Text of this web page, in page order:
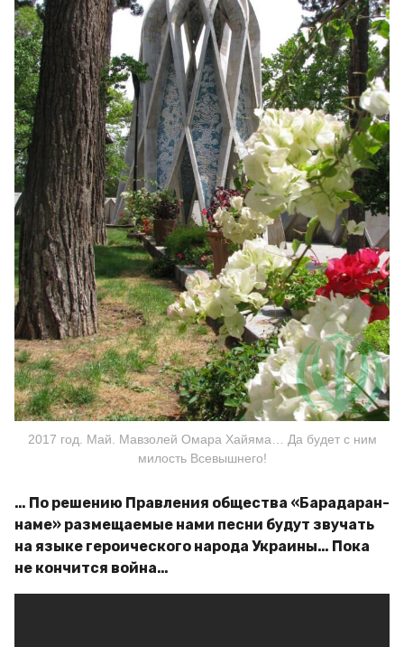
2017 год. Май. Мавзолей Омара Хайяма… Да будет с ним
милость Всевышнего!
… По решению Правления общества «Барадаран-
наме» размещаемые нами песни будут звучать
на языке героического народа Украины… Пока
не кончится война…